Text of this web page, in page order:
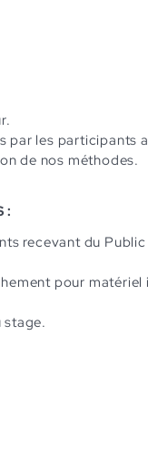
par le
par les participants
de nos méthodes.
:
recevant du
pour
stage.